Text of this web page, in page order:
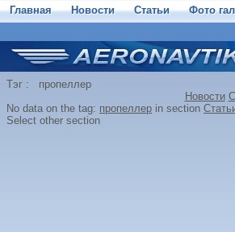
Главная Новости Статьи Фото
Тэг : пропеллер
Новости
No data on the tag: пропеллер in section
Select other section